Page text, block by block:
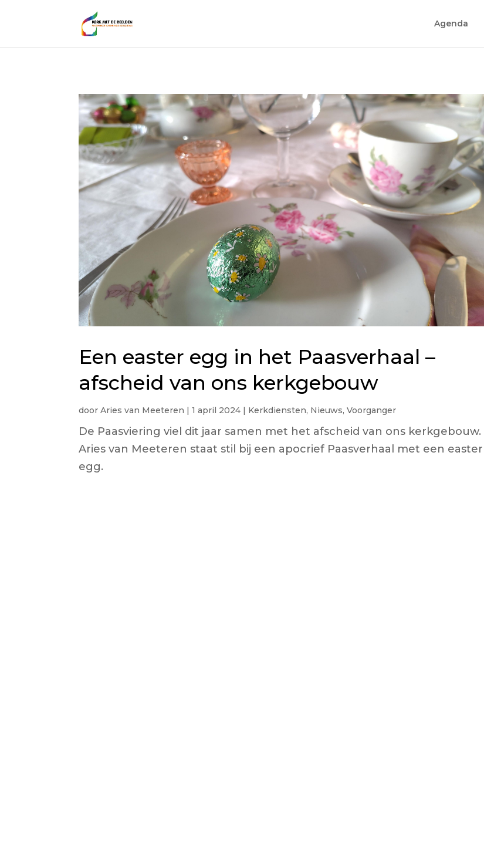
Agenda
Een easter egg in het Paasverhaal –
afscheid van ons kerkgebouw
doorAries van Meeteren |1 april 2024 | Kerkdiensten, Nieuws,Voorganger
De Paasviering viel dit jaar samen met het afscheid van ons kerkgebouw.
Aries van Meeteren staat stil bij een apocrief Paasverhaal met een easter
egg.